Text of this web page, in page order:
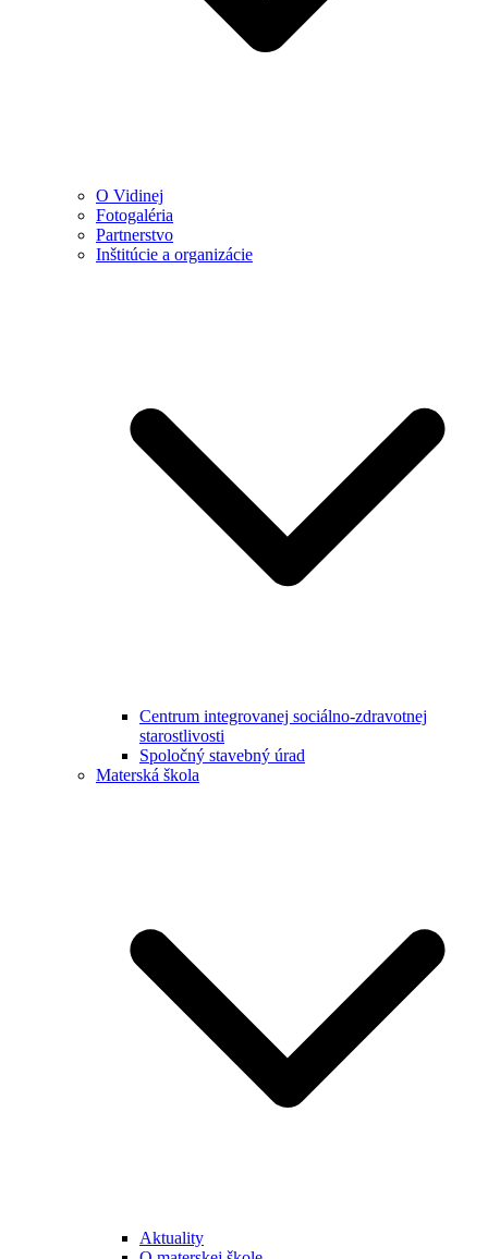
O Vidinej
Fotogaléria
Partnerstvo
Inštitúcie a organizácie
Centrum integrovanej sociálno-zdravotnej
starostlivosti
Spoločný stavebný úrad
Materská škola
Aktuality